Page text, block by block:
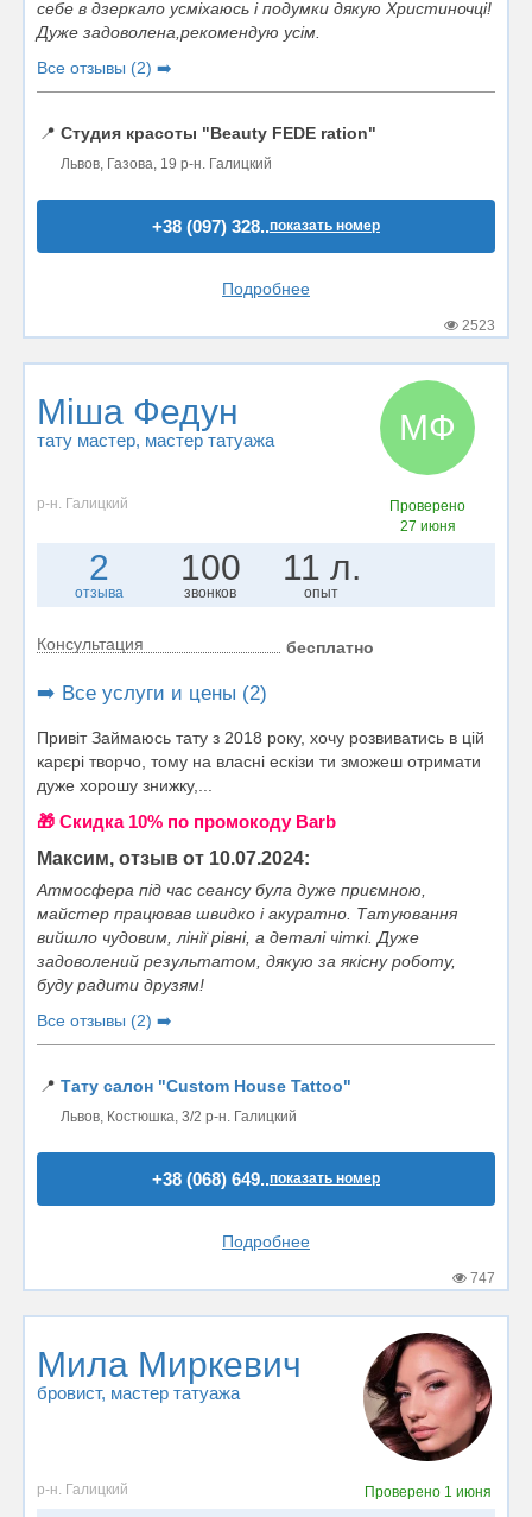
себе в дзеркало усміхаюсь і подумки дякую Христиночці!
Дуже задоволена,рекомендую усім.
Все отзывы (2) ➡️
📍 Студия красоты "Beauty FEDE ration"
Львов, Газова, 19 р-н. Галицкий
+38 (097) 328..показать номер
Подробнее
2523
Міша Федун
тату мастер, мастер татуажа МФ
р-н. Галицкий
Проверено
27 июня
2
отзыва
100
звонков
11 л.
опыт
Консультация бесплатно
➡️ Все услуги и цены (2)
Привіт Займаюсь тату з 2018 року, хочу розвиватись в цій
карєрі творчо, тому на власні ескізи ти зможеш отримати
дуже хорошу знижку,...
🎁 Cкидка 10% по промокоду Barb
Максим, отзыв от 10.07.2024:
Атмосфера під час сеансу була дуже приємною,
майстер працював швидко і акуратно. Татуювання
вийшло чудовим, лінії рівні, а деталі чіткі. Дуже
задоволений результатом, дякую за якісну роботу,
буду радити друзям!
Все отзывы (2) ➡️
📍 Тату салон "Custom House Tattoo"
Львов, Костюшка, 3/2 р-н. Галицкий
+38 (068) 649..показать номер
Подробнее
747
Мила Миркевич
бровист, мастер татуажа
р-н. Галицкий Проверено 1 июня